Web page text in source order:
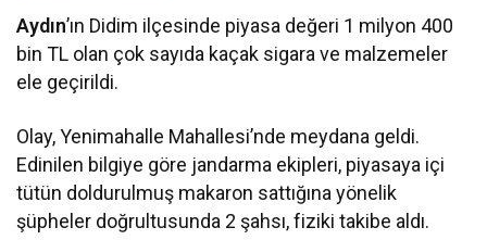
Aydın’ın Didim ilçesinde piyasa değeri 1 milyon 400
bin TL olan çok sayıda kaçak sigara ve malzemeler
ele geçirildi.
Olay, Yenimahalle Mahallesi’nde meydana geldi.
Edinilen bilgiye göre jandarma ekipleri, piyasaya içi
tütün doldurulmuş makaron sattığına yönelik
şüpheler doğrultusunda 2 şahsı, fiziki takibe aldı.